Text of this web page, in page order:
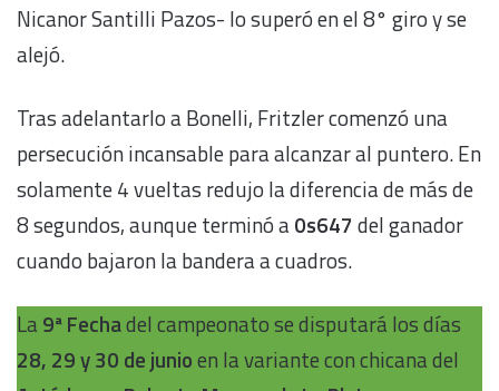
Nicanor Santilli Pazos- lo superó en el 8° giro y se
alejó.
Tras adelantarlo a Bonelli, Fritzler comenzó una
persecución incansable para alcanzar al puntero. En
solamente 4 vueltas redujo la diferencia de más de
8 segundos, aunque terminó a0s647 del ganador
cuando bajaron la bandera a cuadros.
La 9ª Fechadel campeonato se disputará los días
28, 29 y 30 de junioen la variante con chicana del